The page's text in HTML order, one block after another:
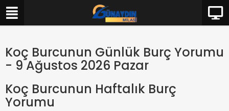
Koç Burcunun Günlük Burç Yorumu
- 9 Ağustos 2026 Pazar
Koç Burcunun Haftalık Burç
Yorumu